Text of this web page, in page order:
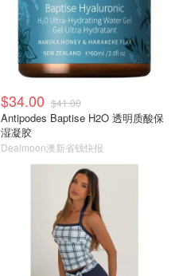
$34.00 $41.00
Antipodes Baptise H2O 透明质酸保
湿凝胶
Dealmoon澳新省钱快报